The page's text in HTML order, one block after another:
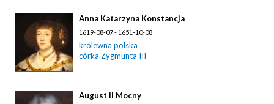
Anna Katarzyna Konstancja
1619-08-07 - 1651-10-08
królewna polska
córka Zygmunta III
August II Mocny